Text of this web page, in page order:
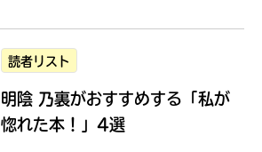
読者リスト
明陰 乃裏がおすすめする 「私が
惚れた本！」4選
に
エ